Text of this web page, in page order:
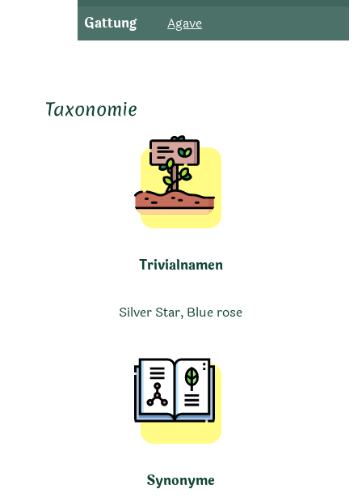
Gattung
Agave
Taxonomie
Trivialnamen
Silver Star, Blue rose
Synonyme